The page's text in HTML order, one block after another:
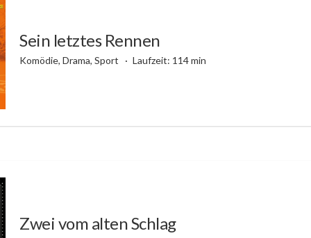
Sein letztes Rennen
Komödie, Drama, Sport Laufzeit: 114 min
Zwei vom alten Schlag